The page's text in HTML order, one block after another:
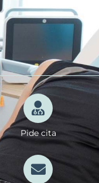
Pide cita